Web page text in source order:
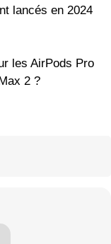
lancés en 2024
les AirPods Pro
2 ?